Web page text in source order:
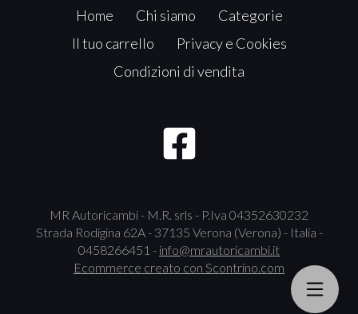
Home Chi siamo
Categorie
Il tuo carrello
Privacy e Cookies
Condizioni di vendita
MR Autoricambi - M.R. srls - P.Iva 04352630232
Strada Rodigina 62A - 37135 Verona (Verona) - Italia -
0458266451 - info@mrautoricambi.it
Ecommerce creato con Scontrino.com